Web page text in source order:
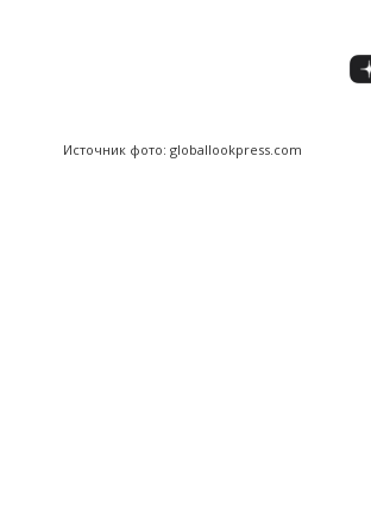
Источник фото: globallookpress.com